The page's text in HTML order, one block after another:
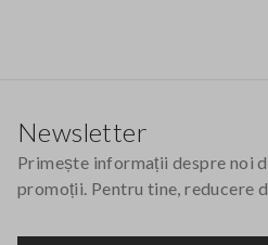
Newsletter
Primește informații despre noi
promoții. Pentru tine, reducere